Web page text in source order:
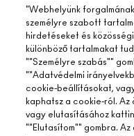
"Webhelyünk
személyre szabott
hirdetéseket és
különböző tartalmakat
""Személyre szabás""
""Adatvédelmi
cookie-beállításokat,
kaphatsz a cookie-ról.
vagy elutasításához
""Elutasítom"" gombra.